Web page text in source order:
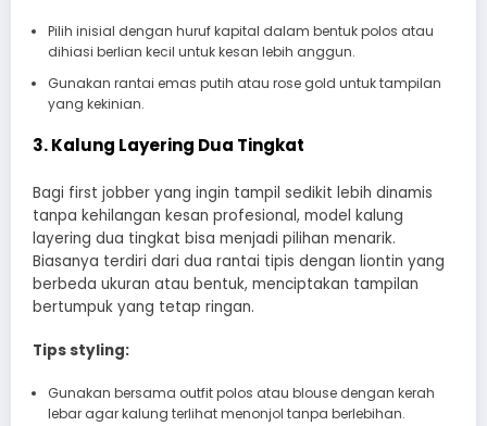
Pilih inisial dengan huruf kapital dalam bentuk polos atau
dihiasi berlian kecil untuk kesan lebih anggun.
Gunakan rantai emas putih atau rose gold untuk tampilan
yang kekinian.
3. Kalung Layering Dua Tingkat
Bagi first jobber yang ingin tampil sedikit lebih dinamis
tanpa kehilangan kesan profesional, model kalung
layering dua tingkat bisa menjadi pilihan menarik.
Biasanya terdiri dari dua rantai tipis dengan liontin yang
berbeda ukuran atau bentuk, menciptakan tampilan
bertumpuk yang tetap ringan.
Tips styling:
Gunakan bersama outfit polos atau blouse dengan kerah
lebar agar kalung terlihat menonjol tanpa berlebihan.